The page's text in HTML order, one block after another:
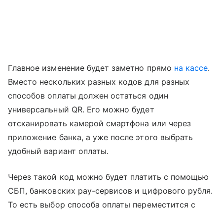
Главное изменение будет заметно прямо на кассе.
Вместо нескольких разных кодов для разных
способов оплаты должен остаться один
универсальный QR. Его можно будет
отсканировать камерой смартфона или через
приложение банка, а уже после этого выбрать
удобный вариант оплаты.
Через такой код можно будет платить с помощью
СБП, банковских pay-сервисов и цифрового рубля.
То есть выбор способа оплаты переместится с